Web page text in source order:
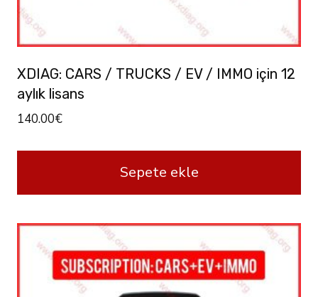
XDIAG: CARS / TRUCKS / EV / IMMO için 12
aylık lisans
140.00€
Sepete ekle